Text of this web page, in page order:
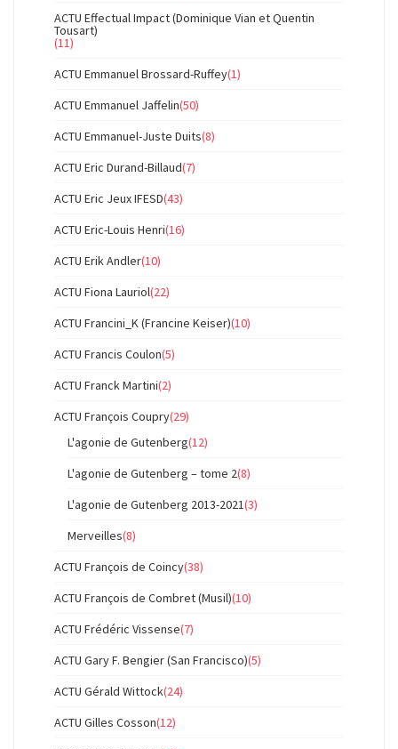
ACTU Effectual Impact (Dominique Vian et Quentin
Tousart)
(11)
ACTU Emmanuel Brossard-Ruffey(1)
ACTU Emmanuel Jaffelin(50)
ACTU Emmanuel-Juste Duits(8)
ACTU Eric Durand-Billaud(7)
ACTU Eric Jeux IFESD(43)
ACTU Eric-Louis Henri(16)
ACTU Erik Andler(10)
ACTU Fiona Lauriol(22)
ACTU Francini_K (Francine Keiser)(10)
ACTU Francis Coulon(5)
ACTU Franck Martini(2)
ACTU François Coupry(29)
L'agonie de Gutenberg(12)
L'agonie de Gutenberg – tome 2(8)
L'agonie de Gutenberg 2013-2021(3)
Merveilles(8)
ACTU François de Coincy(38)
ACTU François de Combret (Musil)(10)
ACTU Frédéric Vissense(7)
ACTU Gary F. Bengier (San Francisco)(5)
ACTU Gérald Wittock(24)
ACTU Gilles Cosson(12)